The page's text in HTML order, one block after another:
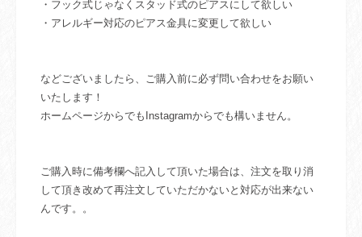
・フック式じゃなくスタッド式のピアスにして欲しい
・アレルギー対応のピアス金具に変更して欲しい
などございましたら、ご購入前に必ず問い合わせをお願い
いたします！
ホームページからでもInstagramからでも構いません。
ご購入時に備考欄へ記入して頂いた場合は、注文を取り消
して頂き改めて再注文していただかないと対応が出来ない
んです。。